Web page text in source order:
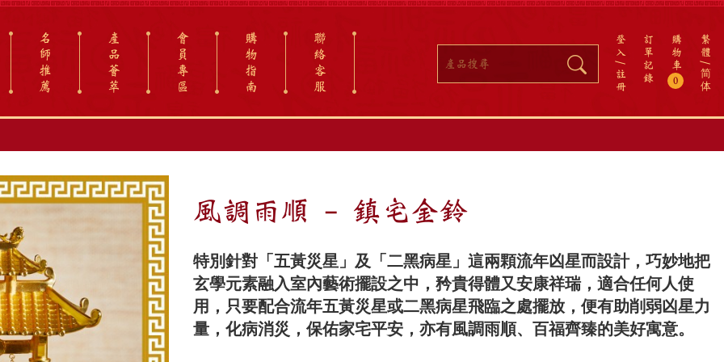
繁
體
简
体
購
物
車
0
訂
單
記
錄
登
入
註
冊
名
師
推
薦
產
品
薈
萃
會
員
專
區
購
物
指
南
聯
絡
客
服
風調雨順 - 鎮宅金鈴
特別針對「五黃災星」及「二黑病星」這兩顆流年凶星而設計，巧妙地把
玄學元素融入室內藝術擺設之中，矜貴得體又安康祥瑞，適合任何人使
用，只要配合流年五黃災星或二黑病星飛臨之處擺放，便有助削弱凶星力
量，化病消災，保佑家宅平安，亦有風調雨順、百福齊臻的美好寓意。